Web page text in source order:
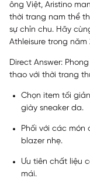
ông Việt, Aristino
thời trang nam thể
sự chỉn chu. Hãy
Athleisure trong năm
Direct Answer:
thao với thời trang
Chọn item tối
giày sneaker da.
Phối với các món
blazer nhẹ.
Ưu tiên chất liệu
mái.